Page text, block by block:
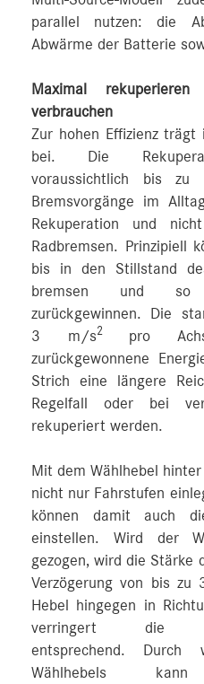
parallel nutzen: die
Abwärme der Batterie
Maximal
verbrauchen
Zur hohen Effizienz trägt
bei. Die
voraussichtlich bis
Bremsvorgänge im
Rekuperation und
Radbremsen. Prinzipiell
bis in den Stillstand
bremsen und so
zurückgewinnen. Die
3 m/s2 pro
zurückgewonnene
Strich eine längere
Regelfall oder bei
rekuperiert werden.
Mit dem Wählhebel
nicht nur Fahrstufen
können damit auch
einstellen. Wird der
gezogen, wird die Stärke
Verzögerung von bis zu
Hebel hingegen in
verringert die
entsprechend. Durch
Wählhebels